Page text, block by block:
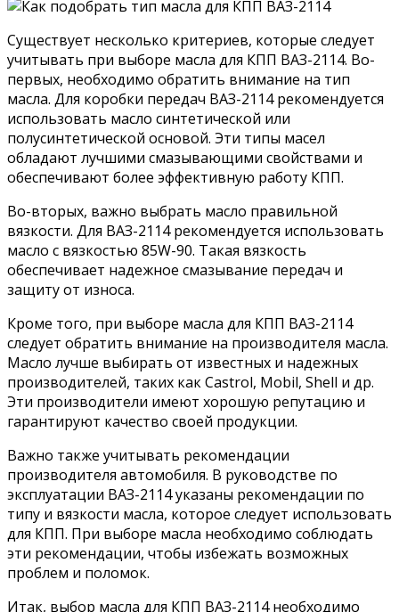
Существует несколько критериев, которые следует
учитывать при выборе масла для КПП ВАЗ-2114. Во-
первых, необходимо обратить внимание на тип
масла. Для коробки передач ВАЗ-2114 рекомендуется
использовать масло синтетической или
полусинтетической основой. Эти типы масел
обладают лучшими смазывающими свойствами и
обеспечивают более эффективную работу КПП.
Во-вторых, важно выбрать масло правильной
вязкости. Для ВАЗ-2114 рекомендуется использовать
масло с вязкостью 85W-90. Такая вязкость
обеспечивает надежное смазывание передач и
защиту от износа.
Кроме того, при выборе масла для КПП ВАЗ-2114
следует обратить внимание на производителя масла.
Масло лучше выбирать от известных и надежных
производителей, таких как Castrol, Mobil, Shell и др.
Эти производители имеют хорошую репутацию и
гарантируют качество своей продукции.
Важно также учитывать рекомендации
производителя автомобиля. В руководстве по
эксплуатации ВАЗ-2114 указаны рекомендации по
типу и вязкости масла, которое следует использовать
для КПП. При выборе масла необходимо соблюдать
эти рекомендации, чтобы избежать возможных
проблем и поломок.
Итак, выбор масла для КПП ВАЗ-2114 необходимо